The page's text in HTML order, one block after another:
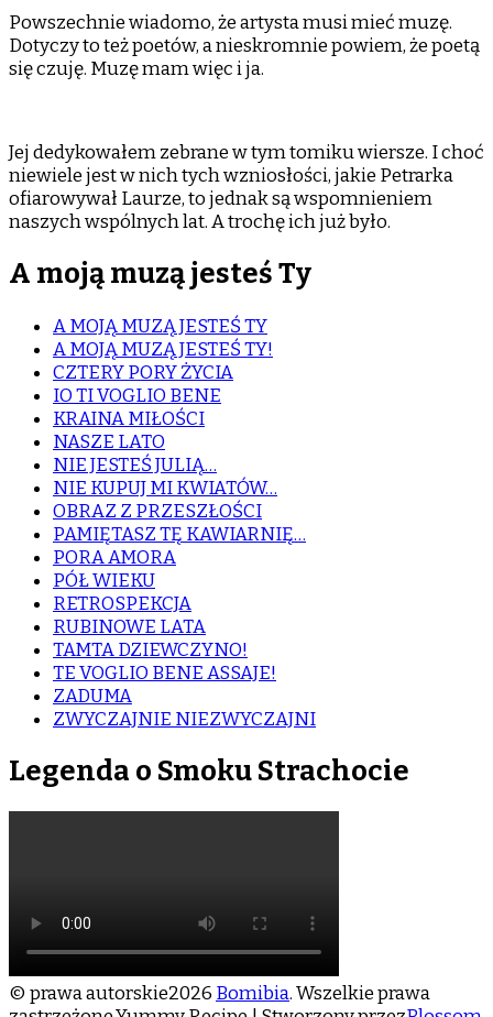
Powszechnie wiadomo, że artysta musi mieć muzę.
Dotyczy to też poetów, a nieskromnie powiem, że poetą
się czuję. Muzę mam więc i ja.
Jej dedykowałem zebrane w tym tomiku wiersze. I choć
niewiele jest w nich tych wzniosłości, jakie Petrarka
ofiarowywał Laurze, to jednak są wspomnieniem
naszych wspólnych lat. A trochę ich już było.
A moją muzą jesteś Ty
A MOJĄ MUZĄ JESTEŚ TY
A MOJĄ MUZĄ JESTEŚ TY!
CZTERY PORY ŻYCIA
IO TI VOGLIO BENE
KRAINA MIŁOŚCI
NASZE LATO
NIE JESTEŚ JULIĄ…
NIE KUPUJ MI KWIATÓW…
OBRAZ Z PRZESZŁOŚCI
PAMIĘTASZ TĘ KAWIARNIĘ…
PORA AMORA
PÓŁ WIEKU
RETROSPEKCJA
RUBINOWE LATA
TAMTA DZIEWCZYNO!
TE VOGLIO BENE ASSAJE!
ZADUMA
ZWYCZAJNIE NIEZWYCZAJNI
Legenda o Smoku Strachocie
© prawa autorskie2026 Bomibia. Wszelkie prawa